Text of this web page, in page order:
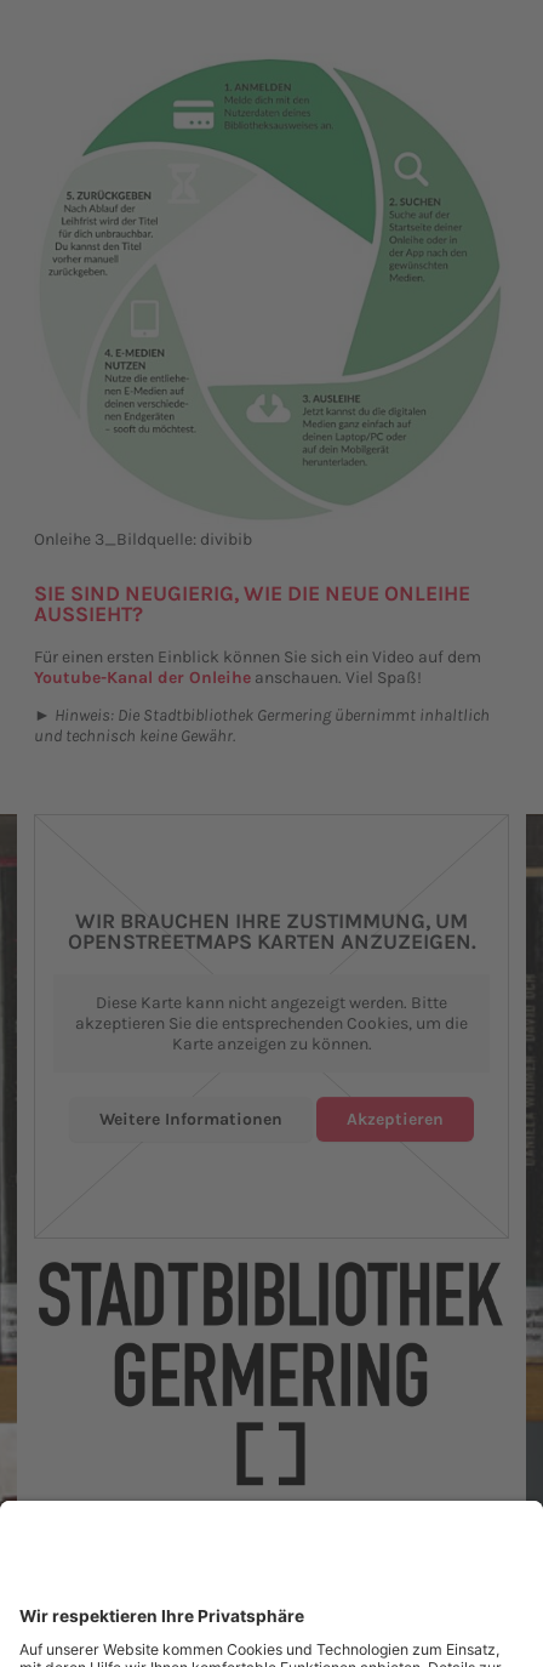
Onleihe 3_Bildquelle: divibib
SIE SIND NEUGIERIG, WIE DIE NEUE ONLEIHE
AUSSIEHT?
Für einen ersten Einblick können Sie sich ein Video auf dem
Youtube-Kanal der Onleihe anschauen. Viel Spaß!
► Hinweis: Die Stadtbibliothek Germering übernimmt inhaltlich
und technisch keine Gewähr.
WIR BRAUCHEN IHRE ZUSTIMMUNG, UM
OPENSTREETMAPS KARTEN ANZUZEIGEN.
Diese Karte kann nicht angezeigt werden. Bitte
akzeptieren Sie die entsprechenden Cookies, um die
Karte anzeigen zu können.
Weitere Informationen Akzeptieren
Tel.: (089) 89 419 800
Nachricht senden